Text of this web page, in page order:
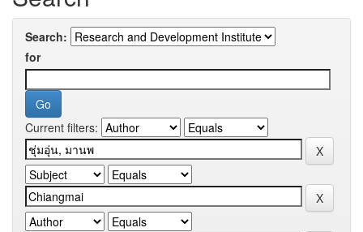
Search:
for
Current filters: